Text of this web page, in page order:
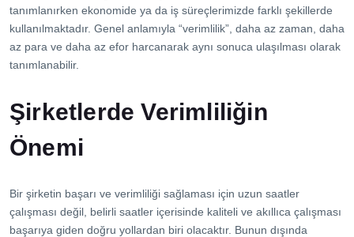
tanımlanırken ekonomide ya da iş süreçlerimizde farklı şekillerde
kullanılmaktadır. Genel anlamıyla “verimlilik”, daha az zaman, daha
az para ve daha az efor harcanarak aynı sonuca ulaşılması olarak
tanımlanabilir.
Şirketlerde Verimliliğin
Önemi
Bir şirketin başarı ve verimliliği sağlaması için uzun saatler
çalışması değil, belirli saatler içerisinde kaliteli ve akıllıca çalışması
başarıya giden doğru yollardan biri olacaktır. Bunun dışında